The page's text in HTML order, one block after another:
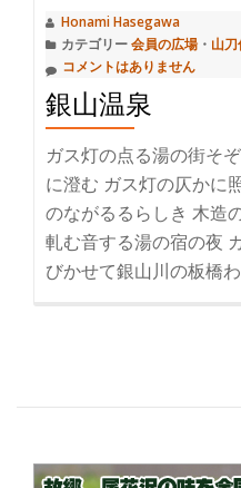
Honami Hasegawa
カテゴリー会員の広場 ・ 山
コメントはありません
銀山温泉
ガス灯の点る湯の街そ
に澄む ガス灯の仄かに
のながるるらしき 木造
軋む音する湯の宿の夜
びかせて銀山川の板橋